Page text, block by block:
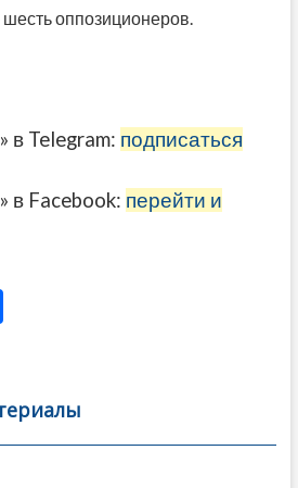
шесть оппозиционеров.
в Telegram: подписаться
в Facebook: перейти и
О
а
в